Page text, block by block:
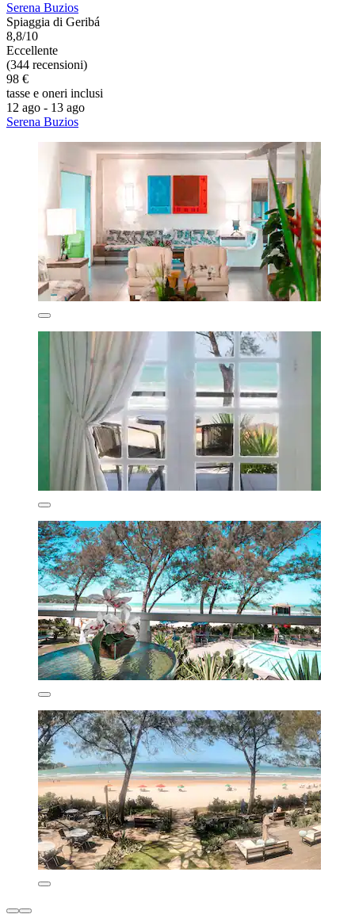
Serena Buzios
Spiaggia di Geribá
8,8/10
Eccellente
(344 recensioni)
98 €
tasse e oneri inclusi
12 ago - 13 ago
Serena Buzios